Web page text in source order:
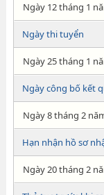
Ngày 12 tháng 1
Ngày thi tuyển
Ngày 25 tháng 1
Ngày công bố kết
Ngày 8 tháng 2
Hạn nhận hồ sơ
Ngày 20 tháng 2